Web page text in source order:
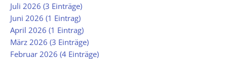
Juli 2026 (3 Einträge)
Juni 2026 (1 Eintrag)
April 2026 (1 Eintrag)
März 2026 (3 Einträge)
Februar 2026 (4 Einträge)